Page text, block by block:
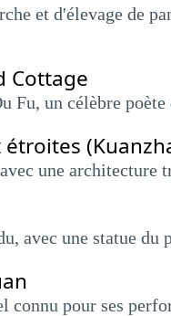
et d'élevage de
Cottage
Fu, un célèbre
une architecture
avec une statue
pour ses